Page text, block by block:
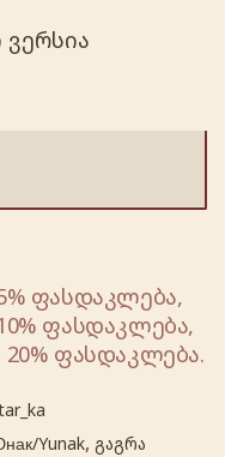
ფასდაკლება,
ფასდაკლება,
20% ფასდაკლება.
Yunak, გაგრა